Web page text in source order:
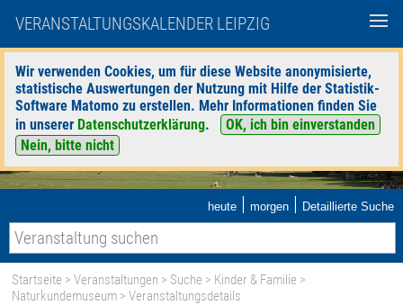
VERANSTALTUNGSKALENDER LEIPZIG
Wir verwenden Cookies, um für diese Website anonymisierte,
statistische Auswertungen der Nutzung mit Hilfe der Statistik-
Software Matomo zu erstellen. Mehr Informationen finden Sie
in unserer Datenschutzerklärung.
OK, ich bin einverstanden
Nein, bitte nicht
heute | morgen | Detaillierte Suche
Startseite >Veranstaltungen > Suche > Kinder & Familie >
Naturkundemuseum > Veranstaltungsdetails